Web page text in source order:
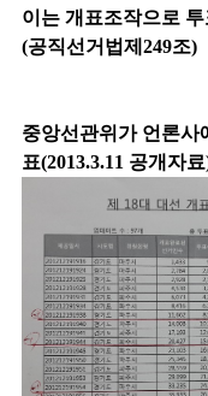
이는 개표조작으로
(공직선거법제249조)
중앙선관위가 언론사
표(2013.3.11 공개자